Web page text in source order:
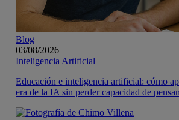
Blog
03/08/2026
Inteligencia Artificial
Educación e inteligencia artificial: cómo
era de la IA sin perder capacidad de